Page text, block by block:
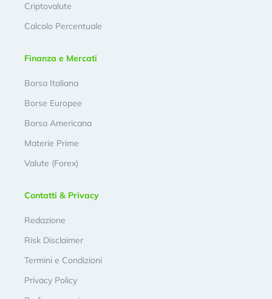
Criptovalute
Calcolo Percentuale
Finanza e Mercati
Borsa Italiana
Borse Europee
Borsa Americana
Materie Prime
Valute (Forex)
Contatti & Privacy
Redazione
Risk Disclaimer
Termini e Condizioni
Privacy Policy